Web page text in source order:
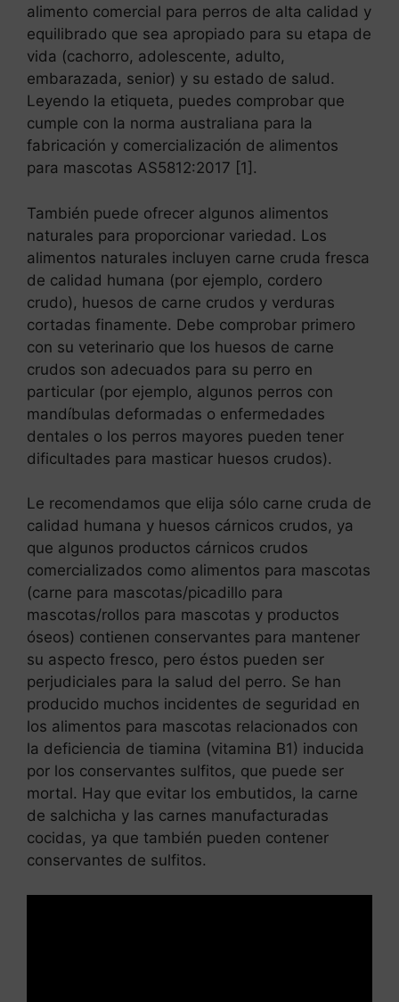
alimento comercial para perros de alta calidad y
equilibrado que sea apropiado para su etapa de
vida (cachorro, adolescente, adulto,
embarazada, senior) y su estado de salud.
Leyendo la etiqueta, puedes comprobar que
cumple con la norma australiana para la
fabricación y comercialización de alimentos
para mascotas AS5812:2017 [1].
También puede ofrecer algunos alimentos
naturales para proporcionar variedad. Los
alimentos naturales incluyen carne cruda fresca
de calidad humana (por ejemplo, cordero
crudo), huesos de carne crudos y verduras
cortadas finamente. Debe comprobar primero
con su veterinario que los huesos de carne
crudos son adecuados para su perro en
particular (por ejemplo, algunos perros con
mandíbulas deformadas o enfermedades
dentales o los perros mayores pueden tener
dificultades para masticar huesos crudos).
Le recomendamos que elija sólo carne cruda de
calidad humana y huesos cárnicos crudos, ya
que algunos productos cárnicos crudos
comercializados como alimentos para mascotas
(carne para mascotas/picadillo para
mascotas/rollos para mascotas y productos
óseos) contienen conservantes para mantener
su aspecto fresco, pero éstos pueden ser
perjudiciales para la salud del perro. Se han
producido muchos incidentes de seguridad en
los alimentos para mascotas relacionados con
la deficiencia de tiamina (vitamina B1) inducida
por los conservantes sulfitos, que puede ser
mortal. Hay que evitar los embutidos, la carne
de salchicha y las carnes manufacturadas
cocidas, ya que también pueden contener
conservantes de sulfitos.